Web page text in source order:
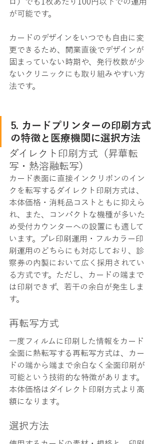
が可能です。
カードのデザインをいつでも自由に変
更できるため、開業直後でデザインが
固まっていない時期や、発行枚数が少
ないクリニックにも取り組みやすい方
法です。
5. カードプリンターの印刷方式
の特徴と医療機関に選択方法
ダイレクト印刷方式（昇華転
写・熱溶融転写）
カード表面に直接インクリボンのイン
クを転写するダイレクト印刷方式は、
本体価格・消耗品コストともに抑えら
れ、また、コンパクトな機種が多いた
め受付カウンターへの設置にも適して
います。プレ印刷運用・フルカラー印
刷運用のどちらにも対応しており、診
察券の内製において広く採用されてい
る方式です。ただし、カードの端まで
は印刷できず、若干の余白が発生しま
す。
再転写方式
一度フィルムに印刷した情報をカード
全面に熱転写する再転写方式は、カー
ドの端から端まで余白なく全面印刷が
可能という技術的な特徴があります。
本体価格はダイレクト印刷方式より高
額になります。
選択方法